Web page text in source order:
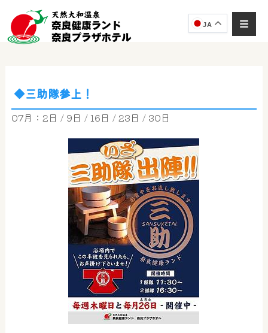
JA
◆三助隊参上！
07月：2日 / 9日 / 16日 / 23日 / 30日
AIコンシェルジュ
オンライン
奈良健康ランド AIコンシェルジュです。
ご質問をお伺いします。